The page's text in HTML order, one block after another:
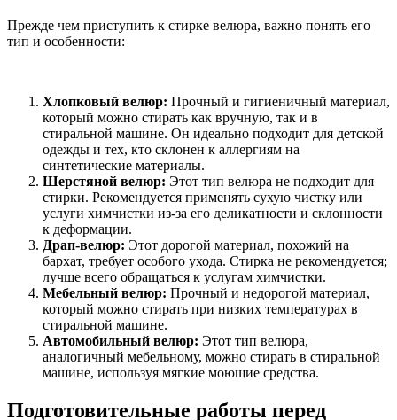
Прежде чем приступить к стирке велюра, важно понять его
тип и особенности:
Хлопковый велюр: Прочный и гигиеничный материал,
который можно стирать как вручную, так и в
стиральной машине. Он идеально подходит для детской
одежды и тех, кто склонен к аллергиям на
синтетические материалы.
Шерстяной велюр: Этот тип велюра не подходит для
стирки. Рекомендуется применять сухую чистку или
услуги химчистки из-за его деликатности и склонности
к деформации.
Драп-велюр: Этот дорогой материал, похожий на
бархат, требует особого ухода. Стирка не рекомендуется;
лучше всего обращаться к услугам химчистки.
Мебельный велюр: Прочный и недорогой материал,
который можно стирать при низких температурах в
стиральной машине.
Автомобильный велюр: Этот тип велюра,
аналогичный мебельному, можно стирать в стиральной
машине, используя мягкие моющие средства.
Подготовительные работы перед